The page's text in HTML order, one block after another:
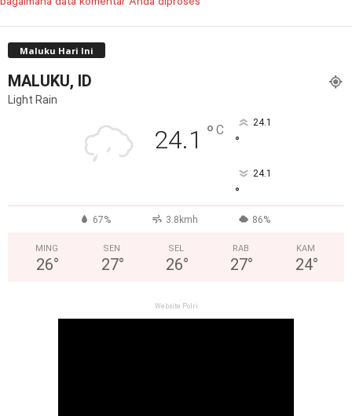
Maluku Hari Ini
MALUKU, ID
Light Rain
24.1 ° C 24.1
°
24.1
°
67% 3.8kmh 86%
MING
26°
SEN
27°
SEL
26°
RAB
27°
KAM
24°
Website Polri